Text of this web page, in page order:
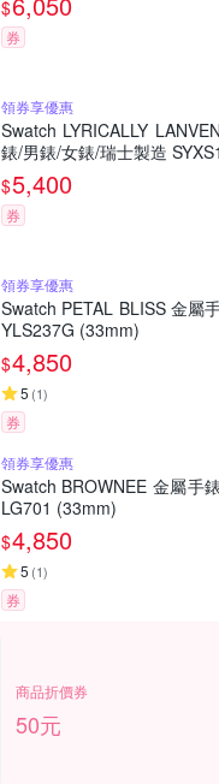
$
券
領券享優惠
Swatch LYRICALLY
錶/男錶/女錶/瑞士製造
$5,400
券
領券享優惠
Swatch PETAL BLISS 金屬
YLS237G (33mm)
$4,850
5 (1)
券
領券享優惠
Swatch BROWNEE 金屬手
LG701 (33mm)
$4,850
5 (1)
券
商品折價券
50元